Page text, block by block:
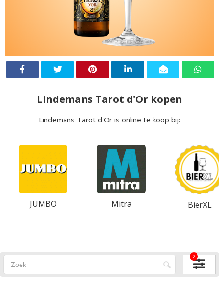
Lindemans Tarot d'Or kopen
Lindemans Tarot d'Or is online te koop bij:
JUMBO Mitra BierXL
2